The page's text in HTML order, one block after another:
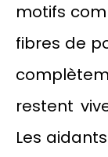
motifs
fibres de
restent
Les